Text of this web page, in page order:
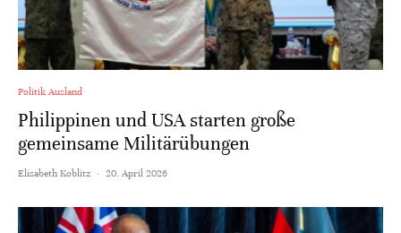
Politik Ausland
Philippinen und USA starten große
gemeinsame Militärübungen
Elisabeth Koblitz · 20. April 2026